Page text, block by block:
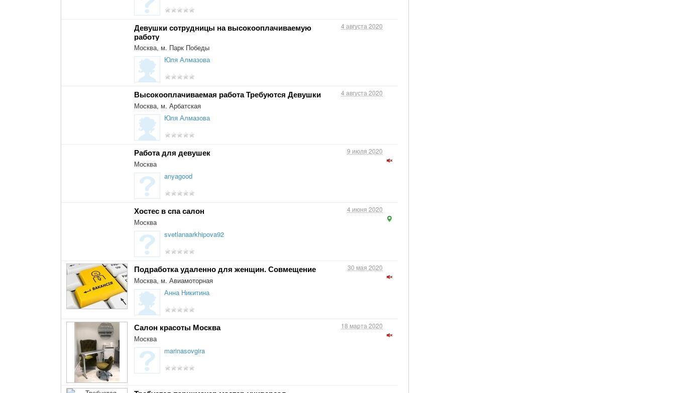
Девушки сотрудницы на высокооплачиваемую
работу
4 августа 2020
Москва, м. Парк Победы
Юля Алмазова
Высокооплачиваемая работа Требуются Девушки 4 августа 2020
Москва, м. Арбатская
Юля Алмазова
Работа для девушек 9 июля 2020
Москва
anyagood
Хостес в спа салон 4 июня 2020
Москва
svetlanaarkhipova92
Подработка удаленно для женщин. Совмещение 30 мая 2020
Москва, м. Авиамоторная
Анна Никитина
Салон красоты Москва 18 марта 2020
Москва
marinasovgira